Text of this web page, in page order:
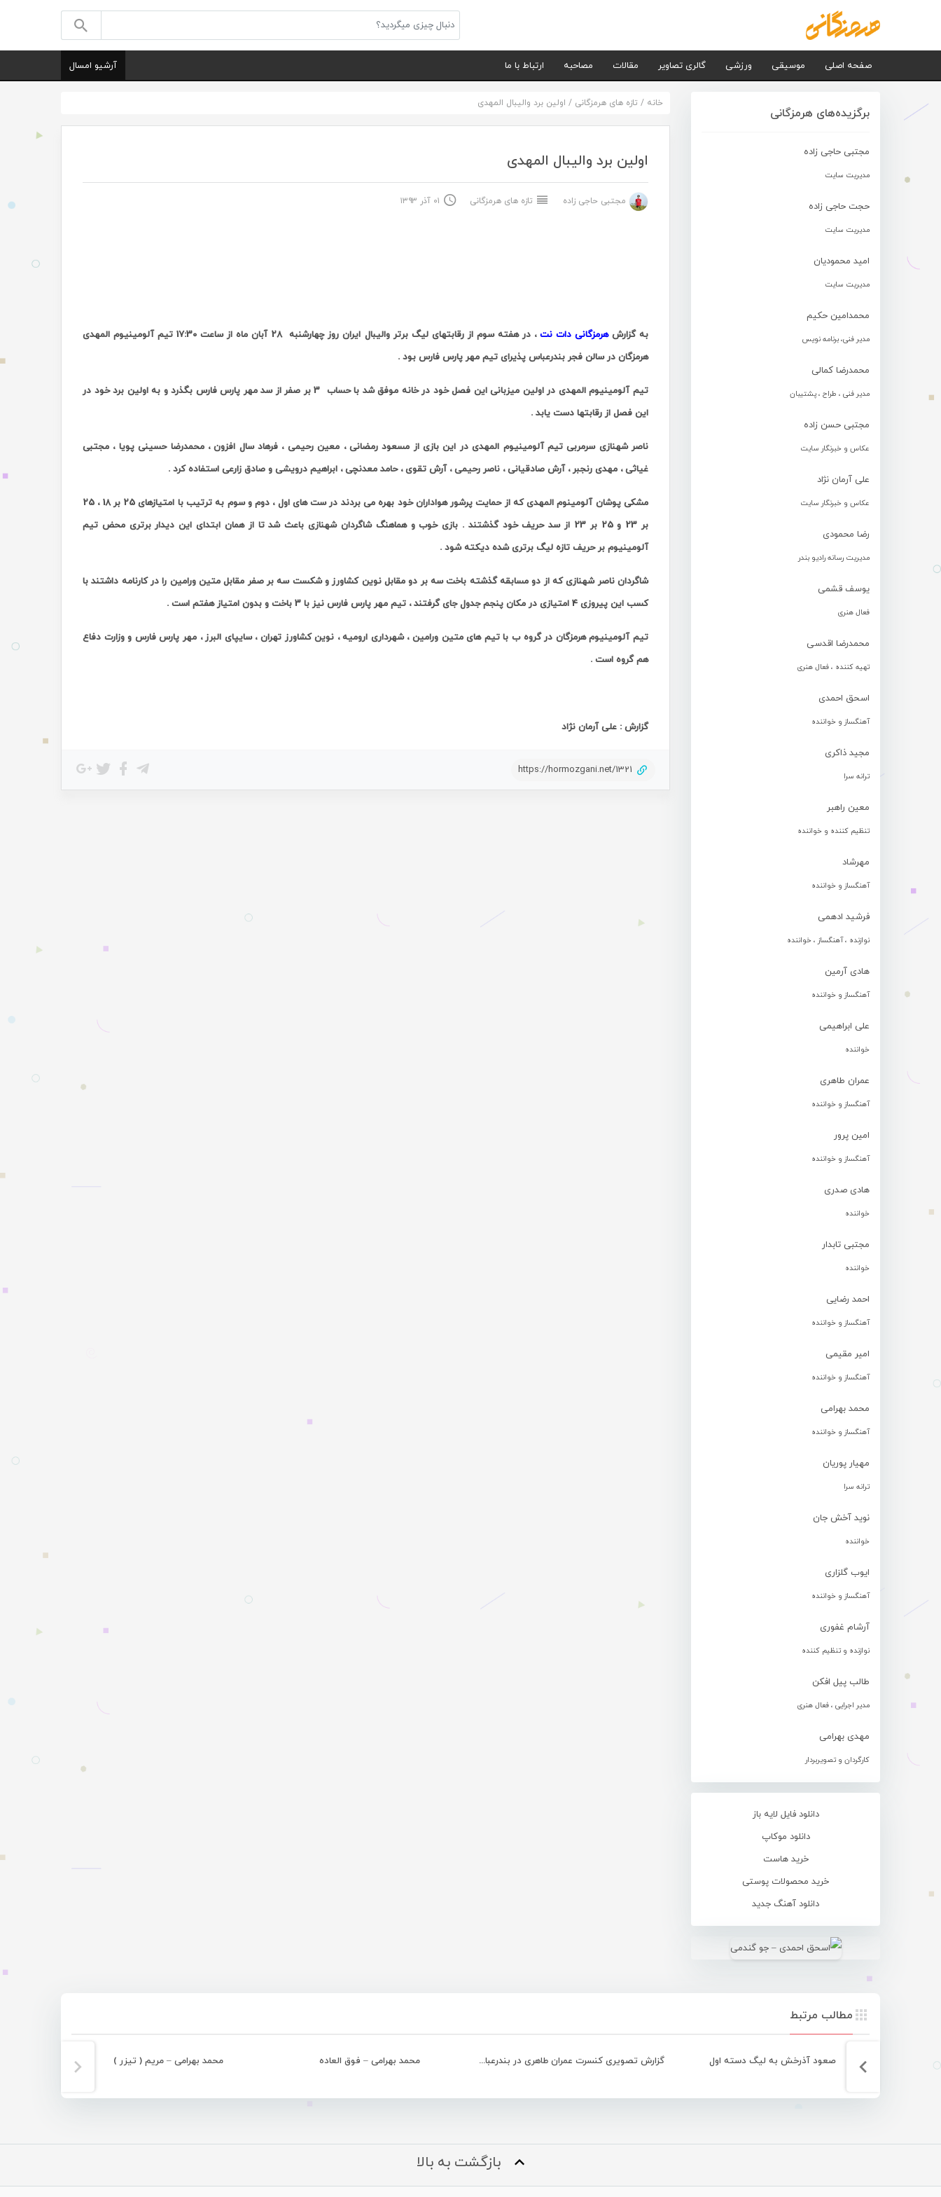
صفحه اصلی موسیقی ورزشی گالری تصاویر مقالات مصاحبه ارتباط با ما آرشیو امسال
برگزیده‌های هرمزگانی
مجتبی حاجی زاده
مدیریت سایت
حجت حاجی زاده
مدیریت سایت
امید محمودیان
مدیریت سایت
محمدامین حکیم
مدیر فنی، برنامه نویس
محمدرضا کمالی
مدیر فنی ، طراح ، پشتیبان
مجتبی حسن زاده
عکاس و خبرنگار سایت
علی آرمان نژاد
عکاس و خبرنگار سایت
رضا محمودی
مدیریت رسانه رادیو بندر
یوسف قشمی
فعال هنری
محمدرضا اقدسی
تهیه کننده ، فعال هنری
اسحق احمدی
آهنگساز و خواننده
مجید ذاکری
ترانه سرا
معین راهبر
تنظیم کننده و خواننده
مهرشاد
آهنگساز و خواننده
فرشید ادهمی
نوازنده ، آهنگساز ، خواننده
هادی آرمین
آهنگساز و خواننده
علی ابراهیمی
خواننده
عمران طاهری
آهنگساز و خواننده
امین پرور
آهنگساز و خواننده
هادی صدری
خواننده
مجتبی تابدار
خواننده
احمد رضایی
آهنگساز و خواننده
امیر مقیمی
آهنگساز و خواننده
محمد بهرامی
آهنگساز و خواننده
مهیار پوریان
ترانه سرا
نوید آخش جان
خواننده
ایوب گلزاری
آهنگساز و خواننده
آرشام غفوری
نوازنده و تنظیم کننده
طالب پیل افکن
مدیر اجرایی ، فعال هنری
مهدی بهرامی
کارگردان و تصویربردار
دانلود فایل لایه باز
دانلود موکاپ
خرید هاست
خرید محصولات پوستی
دانلود آهنگ جدید
خانه / تازه های هرمزگانی / اولین برد والیبال المهدی
اولین برد والیبال المهدی
مجتبی حاجی زاده تازه های هرمزگانی ۰۱ آذر ۱۳۹۳
به گزارشهرمزگانی دات نت ، در هفته سوم از رقابتهای لیگ برتر والیبال ایران روز چهارشنبه
28 آبان ماه از ساعت 17:30 تیم آلومینیوم المهدی
هرمزگان در سالن فجر بندرعباس پذیرای تیم مهر پارس فارس بود .
تیم آلومینیوم المهدی در اولین میزبانی این فصل خود در خانه موفق شد با حساب
3 بر صفر از سد مهر پارس فارس بگذرد و به اولین برد خود در
این فصل از رقابتها دست یابد .
ناصر شهنازی سرمربی تیم آلومینیوم المهدی در این بازی از مسعود رمضانی ، معین رحیمی ، فرهاد سال‌ افزون ، محمدرضا حسینی‌ پویا ، مجتبی
غیاثی ، مهدی رنجبر ، آرش صادقیانی ، ناصر رحیمی ،آرش تقوی ، حامد معدنچی ، ابراهیم درویشی و صادق زارعی استفاده کرد .
مشکی پوشان آلومینوم المهدی که از حمایت پرشور هواداران خود بهره می بردند در ست های اول ، دوم و سوم به ترتیب با امتیازهای 25 بر 18 ، 25
بر 23 و 25 بر 23 از سد حریف خود گذشتند . بازی خوب و هماهنگ شاگردان شهنازی
باعث شد تا از همان ابتدای این دیدار برتری محض تیم
آلومینیوم بر حریف تازه لیگ برتری شده دیکته شود .
شاگردان ناصر شهنازی که از دو مسابقه گذشته باخت سه بر دو مقابل نوین کشاورز و شکست سه بر صفر مقابل متین ورامین را در کارنامه داشتند با
کسب این پیروزی 4 امتیازی در مکان پنجم جدول جای گرفتند ، تیم مهر پارس فارس نیز با 3 باخت و بدون امتیاز هفتم است .
تیم آلومینیوم هرمزگان در گروه ب با تیم‌ های متین ورامین ، شهرداری ارومیه ، نوین کشاورز تهران ، سایپای البرز ، مهر پارس فارس و وزارت دفاع
هم‌ گروه است .
گزارش : علی آرمان نژاد
https://hormozgani.net/1321
مطالب مرتبط
صعود آذرخش به لیگ دسته اول گزارش تصویری کنسرت عمران طاهری در بندرعباس محمد بهرامی – فوق العاده محمد بهرامی – مریم ( تیزر )
بازگشت به بالا